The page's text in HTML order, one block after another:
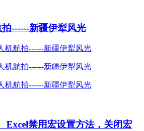
------新疆伊犁风光
Excel禁用宏设置方法，关闭宏